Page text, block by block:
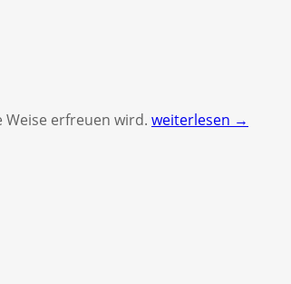
Weise erfreuen wird. weiterlesen →